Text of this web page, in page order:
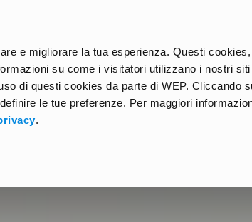
e migliorare la tua esperienza. Questi cookies,
su come i visitatori utilizzano i nostri siti
di questi cookies da parte di WEP. Cliccando
le tue preferenze. Per maggiori
.